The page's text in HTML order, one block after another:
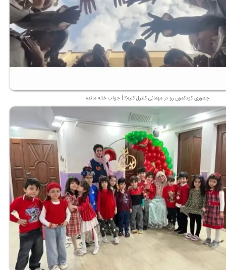
★★
چطوری کودکمون رو در مهمانی کنترل کنیم؟ | جواب خاله مائده